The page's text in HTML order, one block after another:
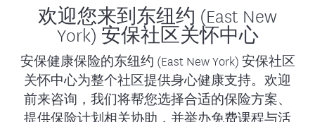
欢迎您来到东纽约 (East New
York) 安保社区关怀中心
安保健康保险的东纽约 (East New York) 安保社区
关怀中心为整个社区提供身心健康支持。欢迎
前来咨询，我们将帮您选择合适的保险方案、
提供保险计划相关协助，并举办免费课程与活